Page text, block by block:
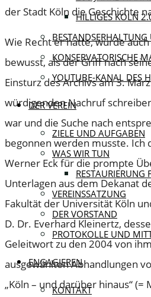
HILLIGES KÖLN
KONSERVATORISCHE
YOUTUBE-KANAL DES
DER VEREIN
ZIELE UND AUFGABEN
WAS WIR TUN
RESTAURIERUNG
VEREINSSATZUNG
DER VORSTAND
PROTOKOLLE UND
ENGAGIEREN
KONTAKT
der Stadt Köln die Geschichte
Wie Recht er hatte, wurde
bewusst, als der Griff nach
Einsturz des Archivs am 3.
würdigenden Nachruf
war und die Suche nach
begonnen werden musste. Ich
Werner Eck für die prompte
Unterlagen aus dem Dekanat
Fakultät der Universität Köln
D. Dr. Everhard Kleinertz,
Geleitwort zu den 2004 von
ausgewählten Abhandlungen
„Köln – und darüber hinaus“